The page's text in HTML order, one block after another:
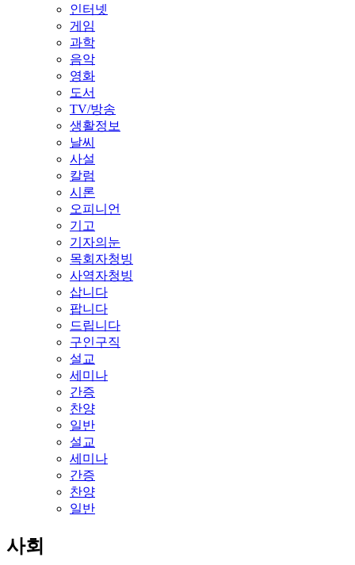
인터넷
게임
과학
음악
영화
도서
TV/방송
생활정보
날씨
사설
칼럼
시론
오피니언
기고
기자의눈
목회자청빙
사역자청빙
삽니다
팝니다
드립니다
구인구직
설교
세미나
간증
찬양
일반
설교
세미나
간증
찬양
일반
사회